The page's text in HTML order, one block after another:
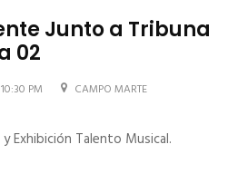
Junto a Tribuna
02
PM CAMPO MARTE
Exhibición Talento Musical.